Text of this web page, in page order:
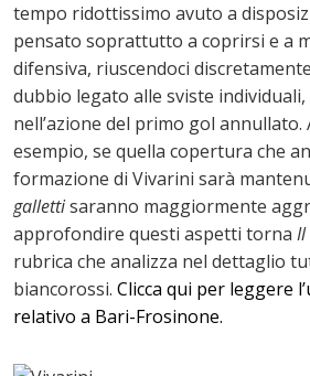
tempo ridottissimo avuto a
pensato soprattutto a coprirsi e a
difensiva, riuscendoci
dubbio legato alle sviste
nell’azione del primo gol
esempio, se quella copertura che
formazione di Vivarini sarà
gallettisaranno maggiormente
approfondire questi aspetti torna Il
rubrica che analizza nel dettaglio
biancorossi. Clicca qui per leggere
relativo a Bari-Frosinone.